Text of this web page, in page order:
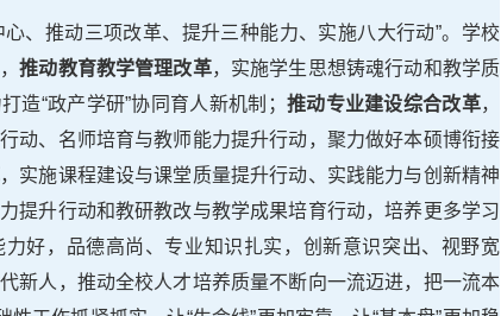
心、推动三项改革、提升三种能力、实施八大行动”。学校
推动教育教学管理改革，实施学生思想铸魂行动和教学质
造“政产学研”协同育人新机制； 推动专业建设综合改革，
动、名师培育与教师能力提升行动，聚力做好本硕博衔接
，实施课程建设与课堂质量提升行动、实践能力与创新精神
提升行动和教研教改与教学成果培育行动，培养更多学习
好，品德高尚、专业知识扎实，创新意识突出、视野宽
新人，推动全校人才培养质量不断向一流迈进，把一流本